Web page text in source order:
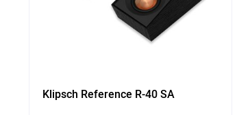
Klipsch Reference R-40 SA